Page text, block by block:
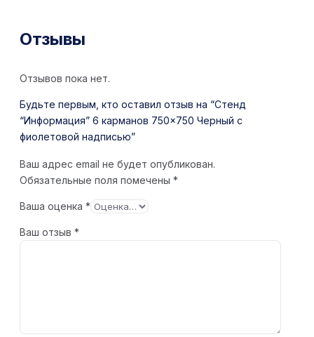
Отзывы
Отзывов пока нет.
Будьте первым, кто оставил отзыв на “Стенд
“Информация” 6 карманов 750×750 Черный с
фиолетовой надписью”
Ваш адрес email не будет опубликован.
Обязательные поля помечены *
Ваша оценка *
Ваш отзыв *